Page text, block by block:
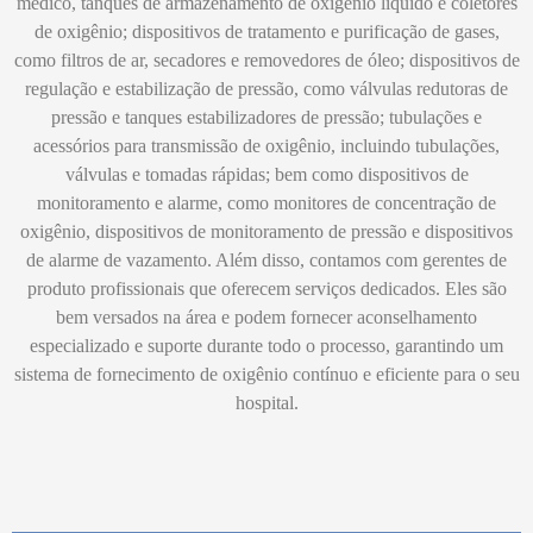
de oxigênio; dispositivos de tratamento e purificação de gases,
como filtros de ar, secadores e removedores de óleo; dispositivos de
regulação e estabilização de pressão, como válvulas redutoras de
pressão e tanques estabilizadores de pressão; tubulações e
acessórios para transmissão de oxigênio, incluindo tubulações,
válvulas e tomadas rápidas; bem como dispositivos de
monitoramento e alarme, como monitores de concentração de
oxigênio, dispositivos de monitoramento de pressão e dispositivos
de alarme de vazamento. Além disso, contamos com gerentes de
produto profissionais que oferecem serviços dedicados. Eles são
bem versados ​​na área e podem fornecer aconselhamento
especializado e suporte durante todo o processo, garantindo um
sistema de fornecimento de oxigênio contínuo e eficiente para o seu
hospital.